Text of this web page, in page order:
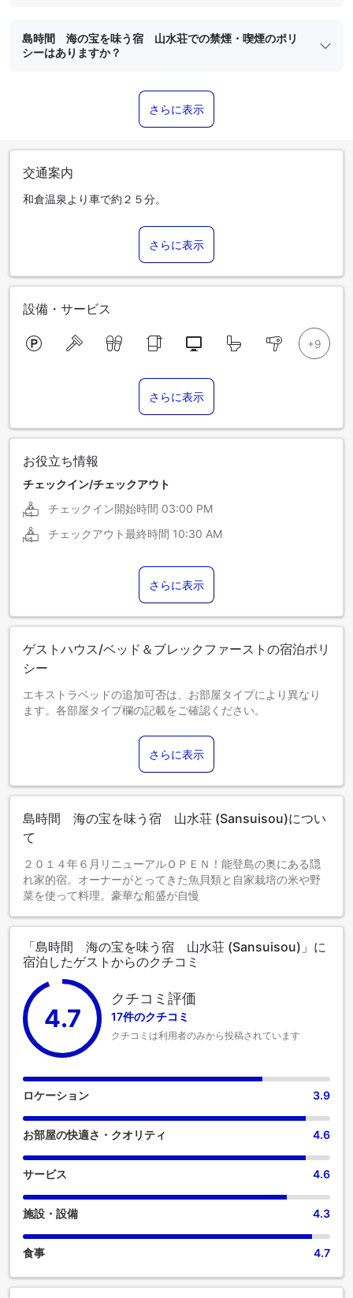
島時間 海の宝を味う宿 山水荘での禁煙・喫煙のポリ
シーはありますか？
さらに表示
交通案内
和倉温泉より車で約２５分。
さらに表示
設備・サービス
さらに表示
お役立ち情報
チェックイン/チェックアウト
チェックイン開始時間 03:00 PM
チェックアウト最終時間 10:30 AM
さらに表示
ゲストハウス/ベッド＆ブレックファーストの宿泊ポリ
シー
エキストラベッドの追加可否は、お部屋タイプにより異なり
ます。各部屋タイプ欄の記載をご確認ください。
さらに表示
島時間 海の宝を味う宿 山水荘 (Sansuisou)につい
て
２０１４年６月リニューアルＯＰＥＮ！能登島の奥にある隠
れ家的宿。オーナーがとってきた魚貝類と自家栽培の米や野
菜を使って料理。豪華な船盛が自慢
「島時間 海の宝を味う宿 山水荘 (Sansuisou)」に
宿泊したゲストからのクチコミ
4.7
クチコミ評価
17件のクチコミ
クチコミは利用者のみから投稿されています
ロケーション 3.9
お部屋の快適さ・クオリティ 4.6
サービス 4.6
施設・設備 4.3
食事 4.7